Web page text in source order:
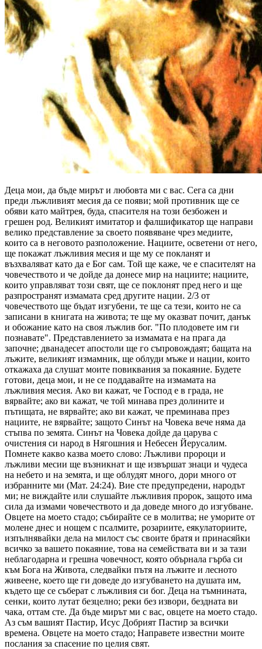
Деца мои, да бъде мирът и любовта ми с вас. Сега са дни
преди лъжливият месия да се появи; мой противник ще се
обяви като майтрея, буда, спасителя на този безбожен и
грешен род. Великият имитатор и фалшификатор ще направи
велико представление за своето появяване чрез медиите,
които са в неговото разположение. Нациите, осветени от него,
ще покажат лъжливия месия и ще му се покланят и
възхваляват като да е Бог сам. Той ще каже, че е спасителят на
човечеството и че дойде да донесе мир на нациите; нациите,
които управляват този свят, ще се поклонят пред него и ще
разпространят измамата сред другите нации. 2/3 от
човечеството ще бъдат изгубени, те ще са тези, които не са
записани в книгата на живота; те ще му оказват почит, данък
и обожание като на своя лъжлив бог. "По плодовете им ги
познавате". Представлението за измамата е на прага да
започне; дванадесет апостоли ще го съпровождаят; бащата на
лъжите, великият измамник, ще облуди мъже и нации, които
откажаха да слушат моите повиквания за покаяние. Будете
готови, деца мои, и не се поддавайте на измамата на
лъжливия месия. Ако ви кажат, че Господ е в града, не
вярвайте; ако ви кажат, че той минава през долините и
пътищата, не вярвайте; ако ви кажат, че преминава през
нациите, не вярвайте; защото Синът на Човека вече няма да
стъпва по земята. Синът на Човека дойде да царува с
очистения си народ в Нягошния и Небесен Йерусалим.
Помнете какво казва моето слово: Лъжливи пророци и
лъжливи месии ще възникнат и ще извършат знаци и чудеса
на небето и на земята, и ще облудят много, дори много от
избранните ми (Мат. 24:24). Вие сте предупредени, народът
ми; не виждайте или слушайте лъжливия пророк, защото има
сила да измами човечеството и да доведе много до изгубване.
Овцете на моето стадо; събирайте се в молитва; не уморите от
молене днес и нощем с псалмите, розариите, еякулаториите,
изпълнявайки дела на милост със своите братя и принасяйки
всичко за вашето покаяние, това на семействата ви и за тази
неблагодарна и грешна човечност, която обърнала гърба си
към Бога на Живота, следвайки пътя на лъжите и лесното
живеене, което ще ги доведе до изгубването на душата им,
където ще се съберат с лъжливия си бог. Деца на тъмнината,
сенки, които лутат безцелно; реки без извори, бездната ви
чака, оттам сте. Да бъде мирът ми с вас, овцете на моето стадо.
Аз съм вашият Пастир, Исус Добрият Пастир за всички
времена. Овцете на моето стадо; Направете известни моите
послания за спасение по целия свят.